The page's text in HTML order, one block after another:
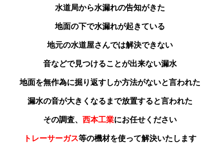
水道局から水漏れの告知がきた
地面の下で水漏れが起きている
地元の水道屋さんでは解決できない
音などで見つけることが出来ない漏水
地面を無作為に掘り返すしか方法がないと言われた
漏水の音が大きくなるまで放置すると言われた
その調査、 西本工業にお任せください
トレーサーガス等の機材を使って解決いたします